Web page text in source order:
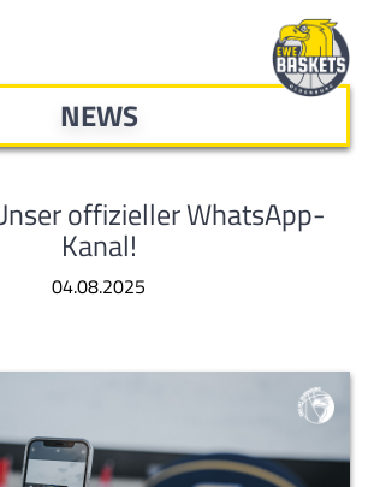
NEWS
offizieller WhatsApp-
Kanal!
04.08.2025